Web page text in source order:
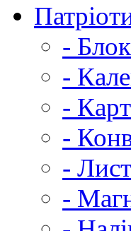
-
-
-
-
-
-